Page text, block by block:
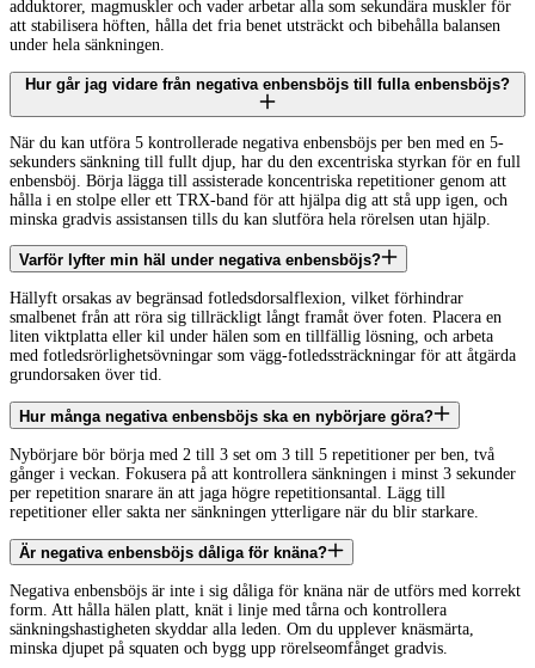
adduktorer, magmuskler och vader arbetar alla som sekundära muskler för
att stabilisera höften, hålla det fria benet utsträckt och bibehålla balansen
under hela sänkningen.
Hur går jag vidare från negativa enbensböjs till fulla enbensböjs?
När du kan utföra 5 kontrollerade negativa enbensböjs per ben med en 5-
sekunders sänkning till fullt djup, har du den excentriska styrkan för en full
enbensböj. Börja lägga till assisterade koncentriska repetitioner genom att
hålla i en stolpe eller ett TRX-band för att hjälpa dig att stå upp igen, och
minska gradvis assistansen tills du kan slutföra hela rörelsen utan hjälp.
Varför lyfter min häl under negativa enbensböjs?
Hällyft orsakas av begränsad fotledsdorsalflexion, vilket förhindrar
smalbenet från att röra sig tillräckligt långt framåt över foten. Placera en
liten viktplatta eller kil under hälen som en tillfällig lösning, och arbeta
med fotledsrörlighetsövningar som vägg-fotledssträckningar för att åtgärda
grundorsaken över tid.
Hur många negativa enbensböjs ska en nybörjare göra?
Nybörjare bör börja med 2 till 3 set om 3 till 5 repetitioner per ben, två
gånger i veckan. Fokusera på att kontrollera sänkningen i minst 3 sekunder
per repetition snarare än att jaga högre repetitionsantal. Lägg till
repetitioner eller sakta ner sänkningen ytterligare när du blir starkare.
Är negativa enbensböjs dåliga för knäna?
Negativa enbensböjs är inte i sig dåliga för knäna när de utförs med korrekt
form. Att hålla hälen platt, knät i linje med tårna och kontrollera
sänkningshastigheten skyddar alla leden. Om du upplever knäsmärta,
minska djupet på squaten och bygg upp rörelseomfånget gradvis.